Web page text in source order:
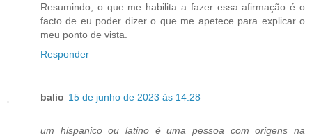
Resumindo, o que me habilita a fazer essa afirmação é o
facto de eu poder dizer o que me apetece para explicar o
meu ponto de vista.
Responder
balio 15 de junho de 2023 às 14:28
um hispanico ou latino é uma pessoa com origens na